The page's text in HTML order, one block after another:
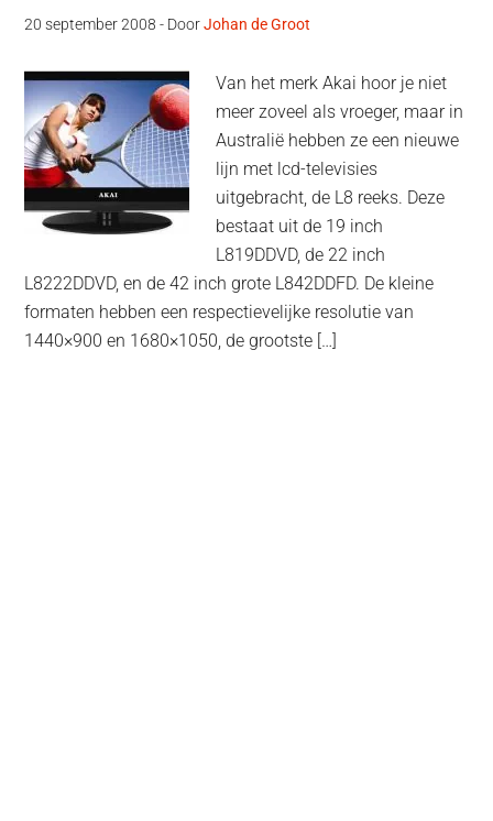
20 september 2008 - DoorJohan de Groot
Van het merk Akai hoor je niet
meer zoveel als vroeger, maar in
Australië hebben ze een nieuwe
lijn met lcd-televisies
uitgebracht, de L8 reeks. Deze
bestaat uit de 19 inch
L819DDVD, de 22 inch
L8222DDVD, en de 42 inch grote L842DDFD. De kleine
formaten hebben een respectievelijke resolutie van
1440×900 en 1680×1050, de grootste […]